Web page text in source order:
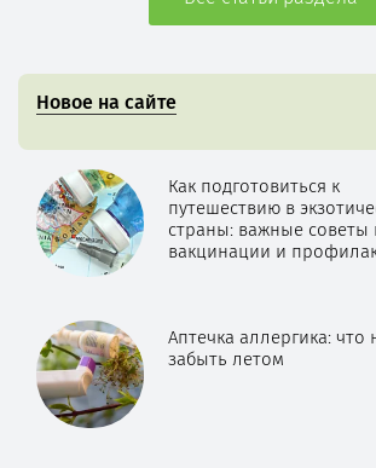
Новое на сайте
Как подготовиться к
путешествию в
страны: важные советы
вакцинации и
Аптечка аллергика: что
забыть летом